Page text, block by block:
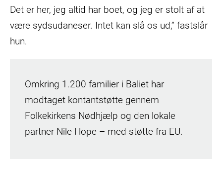
Det er her, jeg altid har boet, og jeg er stolt af at
være sydsudaneser. Intet kan slå os ud,” fastslår
hun.
Omkring 1.200 familier i Baliet har
modtaget kontantstøtte gennem
Folkekirkens Nødhjælp og den lokale
partner Nile Hope – med støtte fra EU.